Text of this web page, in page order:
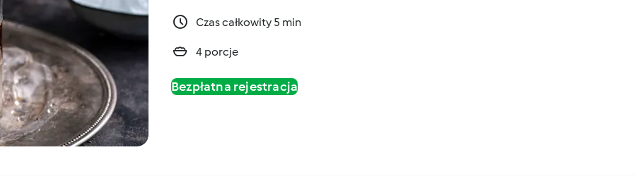
Czas całkowity 5 min
4 porcje
Bezpłatna rejestracja